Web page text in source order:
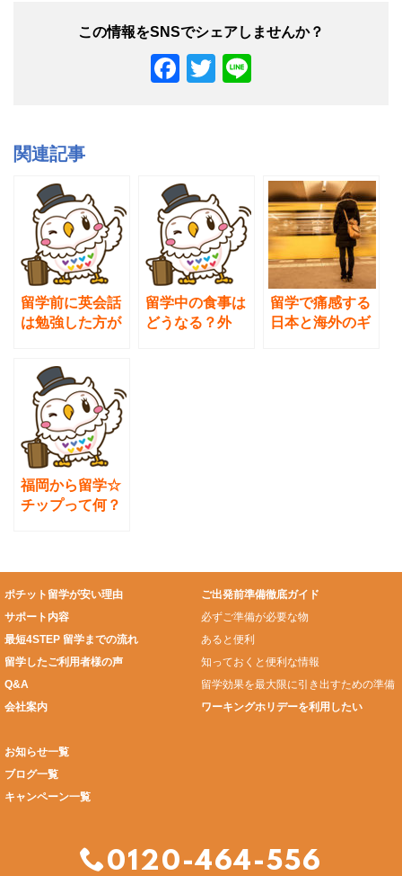
F
b
o
o
k
T
関連記事
留学前に英会話
は勉強した方が
考え方とメリッ
留学中の食事は
どうなる？外
留学で痛感する
日本と海外のギ
福岡から留学☆
チップって何？
ポチット留学が安い理由
サポート内容
最短4STEP 留学までの流れ
留学したご利用者様の声
Q&A
会社案内
ご出発前準備徹底ガイド
必ずご準備が必要な物
あると便利
知っておくと便利な情報
留学効果を最大限に引き出すための準備
ワーキングホリデーを利用したい
お知らせ一覧
ブログ一覧
キャンペーン一覧
0120-464-556